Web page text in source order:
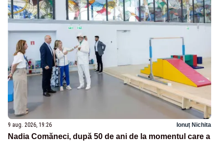
9 aug. 2026, 19:26 Ionuț Nichita
Nadia Comăneci, după 50 de ani de la momentul care a